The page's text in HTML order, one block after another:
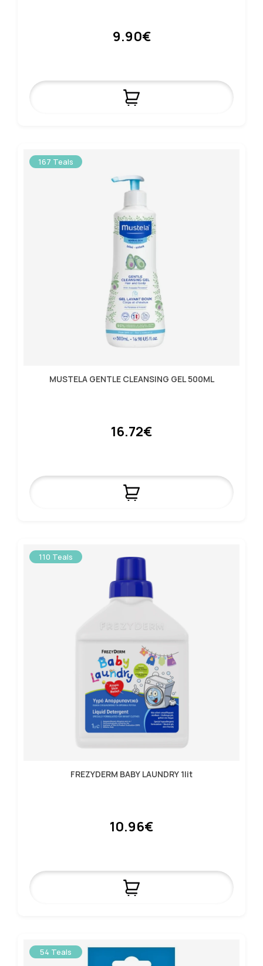
9.90€
167 Teals
MUSTELA GENTLE CLEANSING GEL 500ML
16.72€
110 Teals
FREZYDERM BABY LAUNDRY 1lit
10.96€
54 Teals